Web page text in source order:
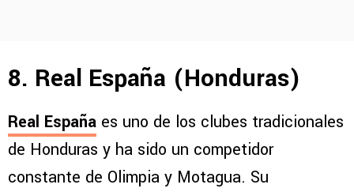
8. Real España (Honduras)
Real España es uno de los clubes tradicionales
de Honduras y ha sido un competidor
constante de Olimpia y Motagua. Su